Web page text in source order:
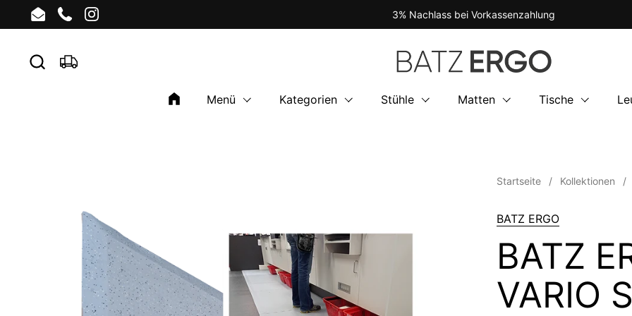
Zum Inhalt springen
EmailPhoneInstagram
3% Nachlass bei Vorkassenzahlung
Menü Kategorien Stühle Matten Tische
Startseite / Kollektionen /
BATZ ERGO
BATZ
VARIO